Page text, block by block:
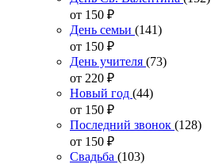
от 150 ₽
День семьи (141)
от 150 ₽
День учителя (73)
от 220 ₽
Новый год (44)
от 150 ₽
Последний звонок (128)
от 150 ₽
Свадьба (103)